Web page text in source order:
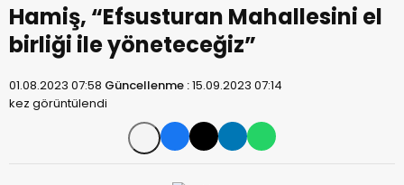
Hamiş, “Efsusturan Mahallesini el
birliği ile yöneteceğiz”
01.08.2023 07:58 Güncellenme :15.09.2023 07:14
kez görüntülendi